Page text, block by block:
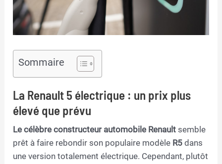
Sommaire
La Renault 5 électrique : un prix plus
élevé que prévu
Le célèbre constructeur automobile Renault semble
prêt à faire rebondir son populaire modèle R5 dans
une version totalement électrique. Cependant, plutôt